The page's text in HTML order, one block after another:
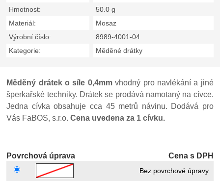
Hmotnost:
50.0 g
Materiál:
Mosaz
Výrobní číslo:
8989-4001-04
Kategorie:
Měděné drátky
Měděný drátek o síle 0,4mmvhodný pro navlékání a jiné
šperkařské techniky. Drátek se prodává namotaný na cívce.
Jedna cívka obsahuje cca 45 metrů návinu. Dodává pro
Vás FaBOS, s.r.o.Cena uvedena za 1 cívku.
Povrchová úprava Cena s DPH
Bez povrchové úpravy